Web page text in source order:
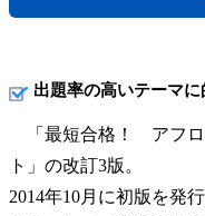
出題率の高いテーマに
「最短合格！ アフロ
ト」の改訂3版。
2014年10月に初版を発